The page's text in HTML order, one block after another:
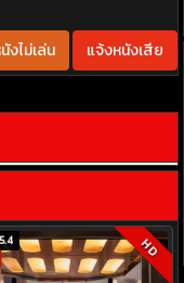
งไม่เล่น แจ้งหนังเสีย
5.4 HD